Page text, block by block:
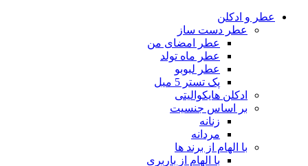
عطر و ادکلن
عطر دست ساز
عطر امضای من
عطر ماه تولد
عطر لبوبو
پک تستر 5 میل
ادکلن هایکوالیتی
بر اساس جنسیت
زنانه
مردانه
با الهام از برند ها
با الهام از باربری